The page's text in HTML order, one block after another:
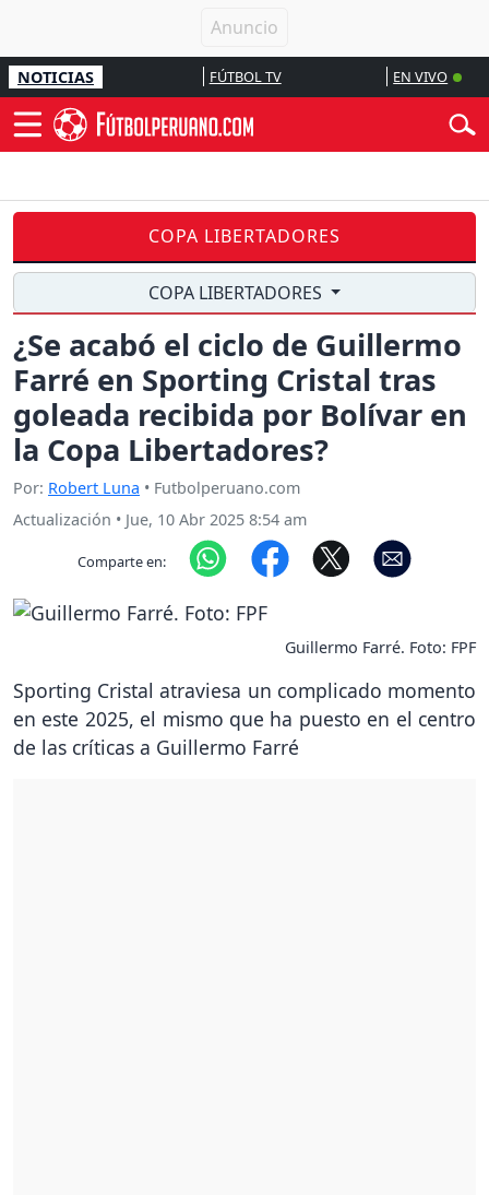
NOTICIAS FÚTBOL TV EN VIVO
COPA LIBERTADORES
COPA LIBERTADORES
¿Se acabó el ciclo de Guillermo
Farré en Sporting Cristal tras
goleada recibida por Bolívar en
la Copa Libertadores?
Por: Robert Luna • Futbolperuano.com
Actualización • Jue, 10 Abr 2025 8:54 am
Comparte en:
Guillermo Farré. Foto: FPF
Sporting Cristal atraviesa un complicado momento
en este 2025, el mismo que ha puesto en el centro
de las críticas a Guillermo Farré